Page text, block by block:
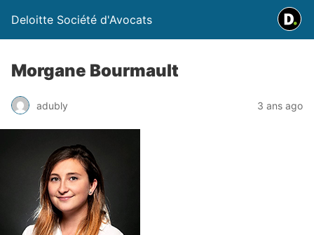
Deloitte Société d'Avocats
Morgane Bourmault
adubly 3 ans ago